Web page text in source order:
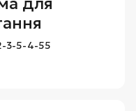
3-5-4-55